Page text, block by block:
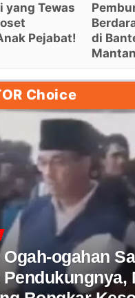
yang Tewas
Pejabat!
di
Choice
ogahan